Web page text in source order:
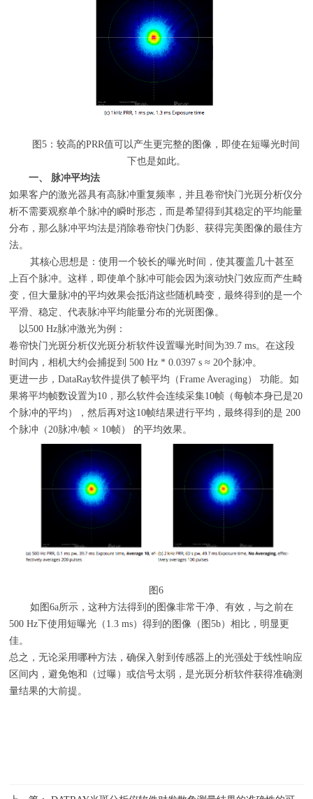
图5 ：较高的PRR值可以产生更完整的图像，即使在短曝光时间
下也是如此。
一、 脉冲平均法
如果客户的激光器具有高脉冲重复频率，并且卷帘快门光斑分析仪分
析不需要观察单个脉冲的瞬时形态，而是希望得到其稳定的平均能量
分布，那么脉冲平均法是消除卷帘快门伪影、获得完美图像的最佳方
法。
其核心思想是：使用一个较长的曝光时间，使其覆盖几十甚至
上百个脉冲。这样，即使单个脉冲可能会因为滚动快门效应而产生畸
变，但大量脉冲的平均效果会抵消这些随机畸变，最终得到的是一个
平滑、稳定、代表脉冲平均能量分布的光斑图像。
以500 Hz脉冲激光为例：
卷帘快门光斑分析仪光斑分析软件设置曝光时间为39.7 ms。在这段
时间内，相机大约会捕捉到 500 Hz * 0.0397 s≈ 20个脉冲。
更进一步，DataRay软件提供了帧平均（Frame Averaging） 功能。如
果将平均帧数设置为10 ，那么软件会连续采集10帧（每帧本身已是20
个脉冲的平均），然后再对这10帧结果进行平均，最终得到的是 200
个脉冲（20脉冲/帧 × 10帧） 的平均效果。
图6
如图 6a所示，这种方法得到的图像非常干净、有效，与之前在
500 Hz下使用短曝光（ 1.3 ms）得到的图像（图5b）相比，明显更
佳。
总之，无论采用哪种方法，确保入射到传感器上的光强处于线性响应
区间内，避免饱和（过曝）或信号太弱，是光斑分析软件获得准确测
量结果的大前提。